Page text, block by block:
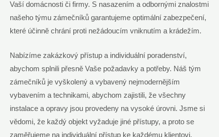
Vaší domácnosti či firmy. S nasazením a odbornými znalostmi
našeho týmu zámečníků garantujeme optimální zabezpečení,
které účinně chrání proti nežádoucím vniknutím a krádežím.
Nabízíme zakázkový přístup a individuální poradenství,
abychom splnili přesně Vaše požadavky a potřeby. Náš tým
zámečníků je vyškolený a vybavený nejmodernějším
vybavením a technikami, abychom zajistili, že všechny
instalace a opravy jsou provedeny na vysoké úrovni. Jsme si
vědomi, že každý objekt vyžaduje jiné přístupy, a proto se
zaměřujeme na individuální přístup ke každému klientovi.